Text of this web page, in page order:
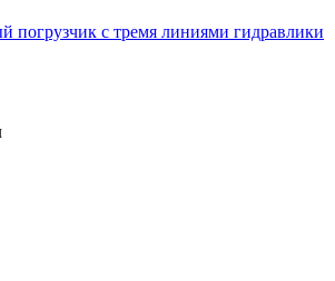
погрузчик с тремя линиями гидравлики